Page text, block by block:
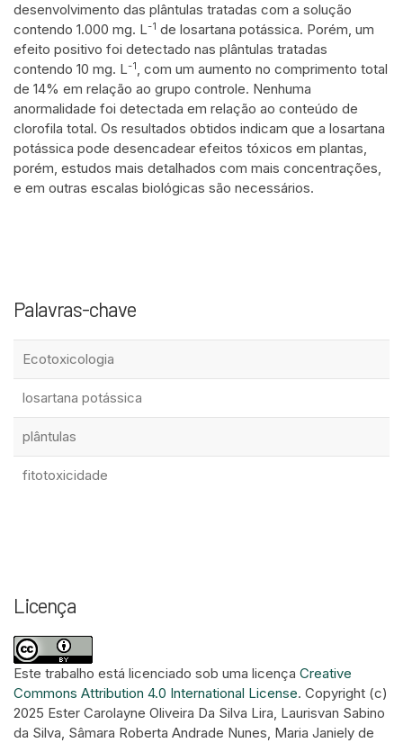
desenvolvimento das plântulas tratadas com a solução
contendo 1.000 mg. L-1 de losartana potássica. Porém, um
efeito positivo foi detectado nas plântulas tratadas
contendo 10 mg. L-1, com um aumento no comprimento total
de 14% em relação ao grupo controle. Nenhuma
anormalidade foi detectada em relação ao conteúdo de
clorofila total. Os resultados obtidos indicam que a losartana
potássica pode desencadear efeitos tóxicos em plantas,
porém, estudos mais detalhados com mais concentrações,
e em outras escalas biológicas são necessários.
Palavras-chave
Ecotoxicologia
losartana potássica
plântulas
fitotoxicidade
Licença
Este trabalho está licenciado sob uma licença Creative
Commons Attribution 4.0 International License. Copyright (c)
2025 Ester Carolayne Oliveira Da Silva Lira, Laurisvan Sabino
da Silva, Sâmara Roberta Andrade Nunes, Maria Janiely de